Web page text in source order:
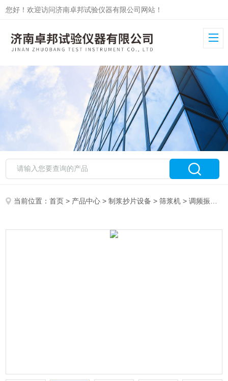
您好！欢迎访问济南卓邦试验仪器有限公司网站！
当前位置：首页 > 产品中心 >制浆抄片设备 >筛浆机 > 调频振动漂洗机ZB-PXJ